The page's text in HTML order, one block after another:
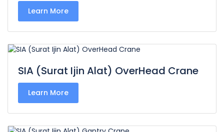
Learn More
SIA (Surat Ijin Alat) OverHead Crane
Learn More